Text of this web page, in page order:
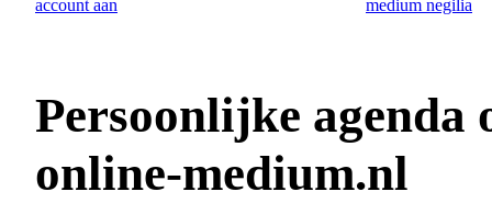
Persoonlijke agenda
online-medium.nl